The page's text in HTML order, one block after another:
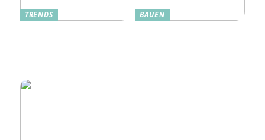
TRENDS BAUEN